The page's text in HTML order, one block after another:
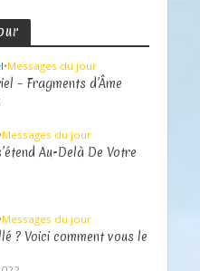
•Messages du jour
– Fragments d’Âme
•Messages du jour
Au-Delà De Votre
•Messages du jour
? Voici comment vous le